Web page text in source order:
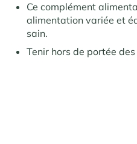
Ce complément
alimentation variée et
sain.
Tenir hors de portée